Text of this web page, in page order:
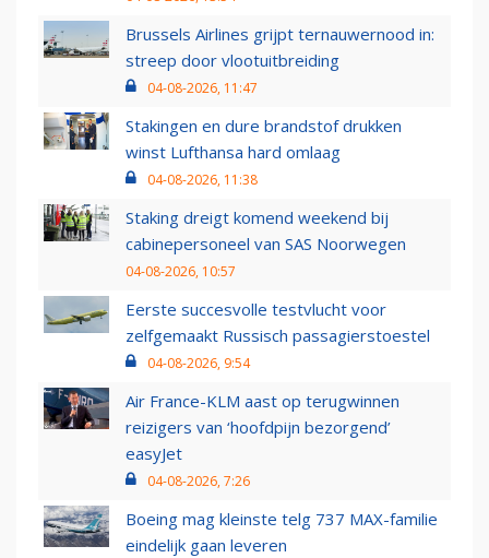
Brussels Airlines grijpt ternauwernood in:
streep door vlootuitbreiding
04-08-2026, 11:47
Stakingen en dure brandstof drukken
winst Lufthansa hard omlaag
04-08-2026, 11:38
Staking dreigt komend weekend bij
cabinepersoneel van SAS Noorwegen
04-08-2026, 10:57
Eerste succesvolle testvlucht voor
zelfgemaakt Russisch passagierstoestel
04-08-2026, 9:54
Air France-KLM aast op terugwinnen
reizigers van ‘hoofdpijn bezorgend’
easyJet
04-08-2026, 7:26
Boeing mag kleinste telg 737 MAX-familie
eindelijk gaan leveren